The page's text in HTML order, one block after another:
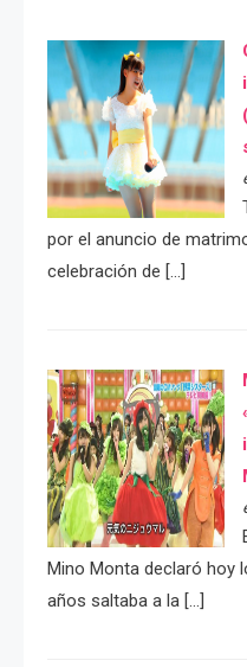
por el anuncio de
celebración de […]
Mino Monta declaró hoy
años saltaba a la […]